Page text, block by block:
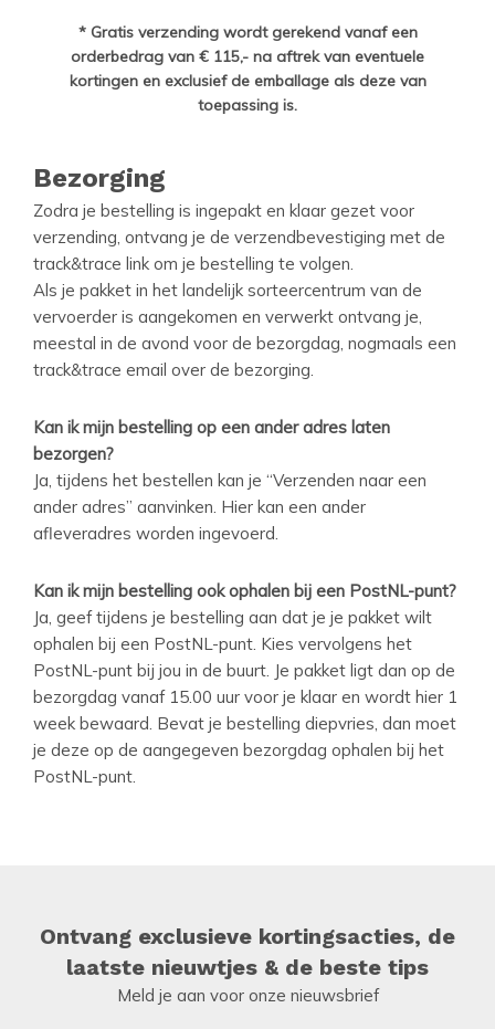
* Gratis verzending wordt gerekend vanaf een
orderbedrag van € 115,- na aftrek van eventuele
kortingen en exclusief de emballage als deze van
toepassing is.
Bezorging
Zodra je bestelling is ingepakt en klaar gezet voor
verzending, ontvang je de verzendbevestiging met de
track&trace link om je bestelling te volgen.
Als je pakket in het landelijk sorteercentrum van de
vervoerder is aangekomen en verwerkt ontvang je,
meestal in de avond voor de bezorgdag, nogmaals een
track&trace email over de bezorging.
Kan ik mijn bestelling op een ander adres laten
bezorgen?
Ja, tijdens het bestellen kan je “Verzenden naar een
ander adres” aanvinken. Hier kan een ander
afleveradres worden ingevoerd.
Kan ik mijn bestelling ook ophalen bij een PostNL-punt?
Ja, geef tijdens je bestelling aan dat je je pakket wilt
ophalen bij een PostNL-punt. Kies vervolgens het
PostNL-punt bij jou in de buurt. Je pakket ligt dan op de
bezorgdag vanaf 15.00 uur voor je klaar en wordt hier 1
week bewaard. Bevat je bestelling diepvries, dan moet
je deze op de aangegeven bezorgdag ophalen bij het
PostNL-punt.
Ontvang exclusieve kortingsacties, de
laatste nieuwtjes & de beste tips
Meld je aan voor onze nieuwsbrief